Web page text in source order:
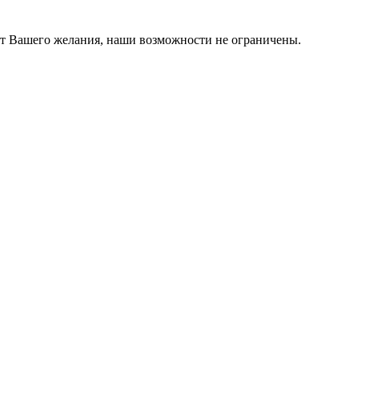
Вашего желания, наши возможности не ограничены.